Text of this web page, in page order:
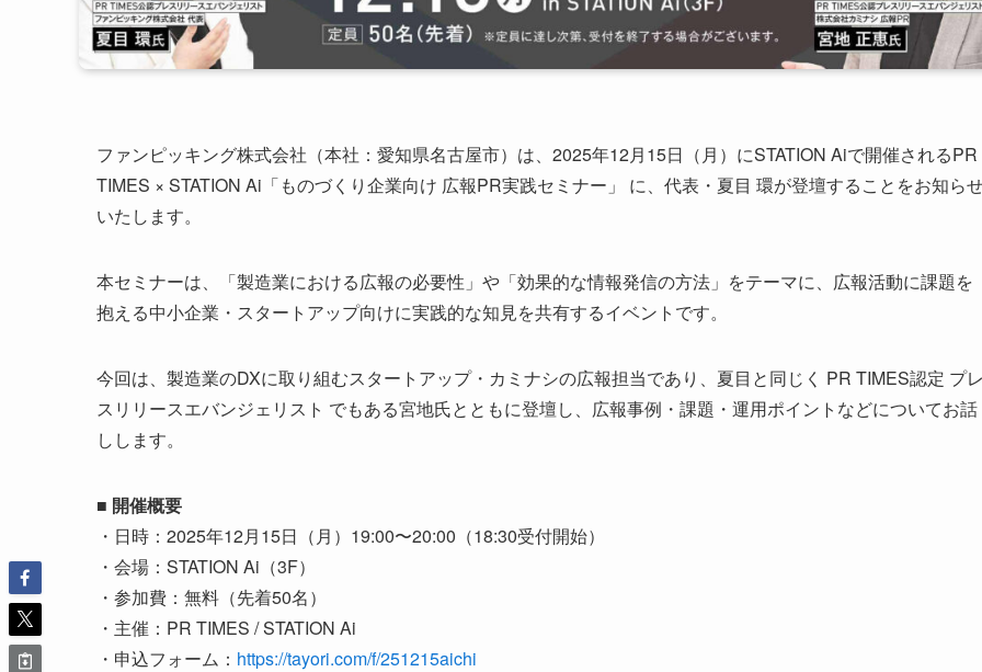
ファンピッキング株式会社（本社：愛知県名古屋市）は、2025年12月15日（月）にSTATION Aiで開催されるPR
TIMES × STATION Ai「ものづくり企業向け 広報PR実践セミナー」 に、代表・夏目 環が登壇することをお知ら
いたします。
本セミナーは、「製造業における広報の必要性」や「効果的な情報発信の方法」をテーマに、広報活動に課題を
抱える中小企業・スタートアップ向けに実践的な知見を共有するイベントです。
今回は、製造業のDXに取り組むスタートアップ・カミナシの広報担当であり、夏目と同じく PR TIMES認定 プ
スリリースエバンジェリスト でもある宮地氏とともに登壇し、広報事例・課題・運用ポイントなどについてお話
しします。
■ 開催概要
・日時：2025年12月15日（月）19:00〜20:00（18:30受付開始）
・会場：STATION Ai（3F）
・参加費：無料（先着50名）
・主催：PR TIMES / STATION Ai
・申込フォーム： https://tayori.com/f/251215aichi